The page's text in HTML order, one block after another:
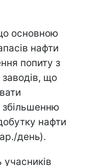
основною
нафти
попиту з
що
нафти
день).
учасників